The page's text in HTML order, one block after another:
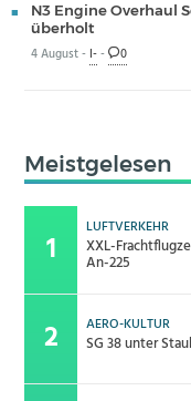
N3 Engine Overhaul
überholt
4 August - I-- 0
Meistgelesen
LUFTVERKEHR
XXL-
An-225
AERO-KULTUR
SG 38 unter